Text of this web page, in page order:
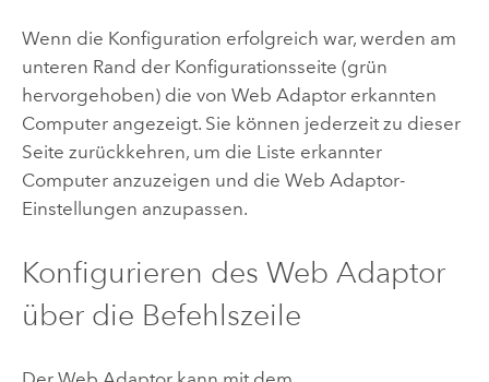
Wenn die Konfiguration erfolgreich war, werden am
unteren Rand der Konfigurationsseite (grün
hervorgehoben) die von Web Adaptor erkannten
Computer angezeigt. Sie können jederzeit zu dieser
Seite zurückkehren, um die Liste erkannter
Computer anzuzeigen und die Web Adaptor-
Einstellungen anzupassen.
Konfigurieren des Web Adaptor
über die Befehlszeile